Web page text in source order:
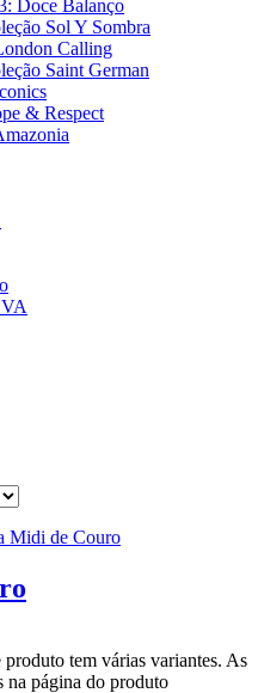
Doce Balanço
Sol Y Sombra
Calling
Saint German
& Respect
produto tem várias variantes. As
na página do produto